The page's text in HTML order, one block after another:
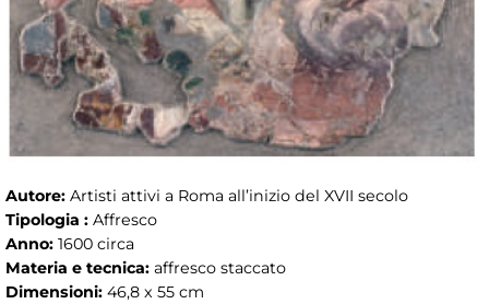
Autore: Artisti attivi a Roma all’inizio del XVII secolo
Tipologia : Affresco
Anno: 1600 circa
Materia e tecnica: affresco staccato
Dimensioni: 46,8 x 55 cm